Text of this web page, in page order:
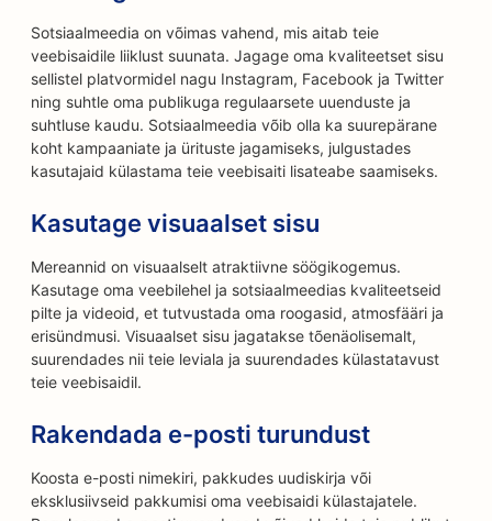
Sotsiaalmeedia on võimas vahend, mis aitab teie
veebisaidile liiklust suunata. Jagage oma kvaliteetset sisu
sellistel platvormidel nagu Instagram, Facebook ja Twitter
ning suhtle oma publikuga regulaarsete uuenduste ja
suhtluse kaudu. Sotsiaalmeedia võib olla ka suurepärane
koht kampaaniate ja ürituste jagamiseks, julgustades
kasutajaid külastama teie veebisaiti lisateabe saamiseks.
Kasutage visuaalset sisu
Mereannid on visuaalselt atraktiivne söögikogemus.
Kasutage oma veebilehel ja sotsiaalmeedias kvaliteetseid
pilte ja videoid, et tutvustada oma roogasid, atmosfääri ja
erisündmusi. Visuaalset sisu jagatakse tõenäolisemalt,
suurendades nii teie leviala ja suurendades külastatavust
teie veebisaidil.
Rakendada e-posti turundust
Koosta e-posti nimekiri, pakkudes uudiskirja või
eksklusiivseid pakkumisi oma veebisaidi külastajatele.